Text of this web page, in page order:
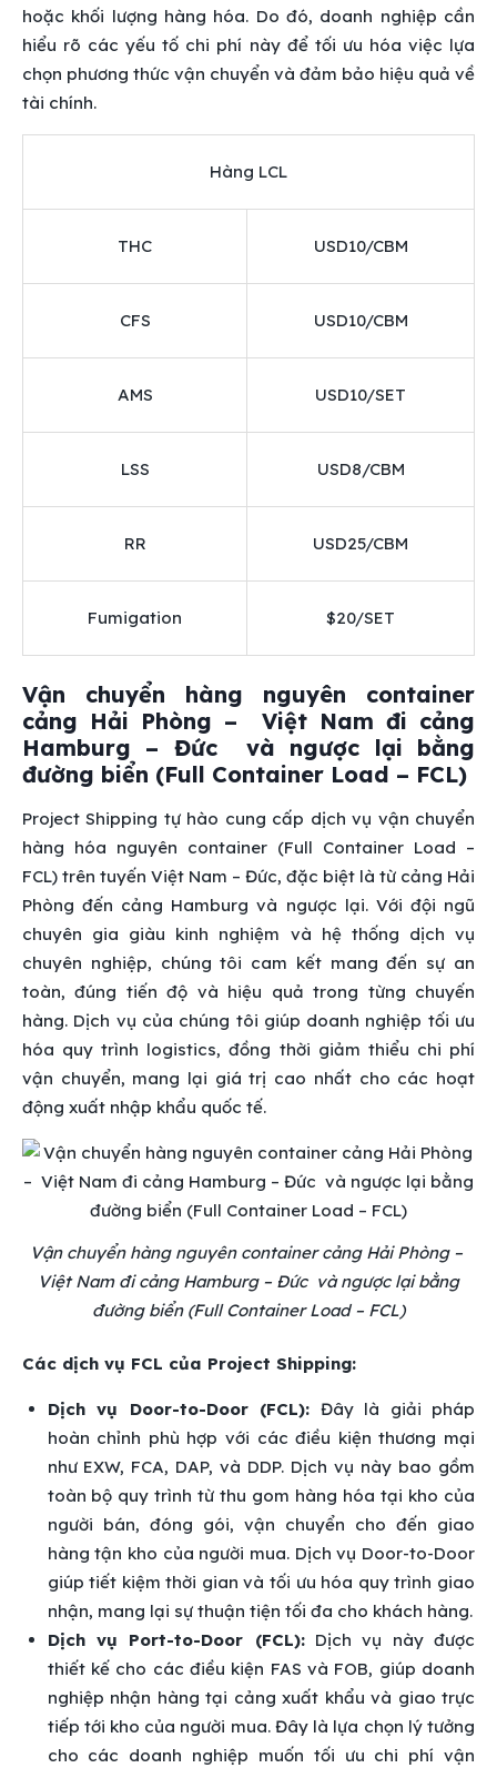
hoặc khối lượng hàng hóa. Do đó, doanh nghiệp cần
hiểu rõ các yếu tố chi phí này để tối ưu hóa việc lựa
chọn phương thức vận chuyển và đảm bảo hiệu quả về
tài chính.
Hàng LCL
THC USD10/CBM
CFS USD10/CBM
AMS USD10/SET
LSS USD8/CBM
RR USD25/CBM
Fumigation $20/SET
Vận chuyển hàng nguyên container
cảng Hải Phòng – Việt Nam đi cảng
Hamburg – Đức và ngược lại bằng
đường biển (Full Container Load – FCL)
Project Shipping tự hào cung cấp dịch vụ vận chuyển
hàng hóa nguyên container (Full Container Load –
FCL) trên tuyến Việt Nam – Đức, đặc biệt là từ cảng Hải
Phòng đến cảng Hamburg và ngược lại. Với đội ngũ
chuyên gia giàu kinh nghiệm và hệ thống dịch vụ
chuyên nghiệp, chúng tôi cam kết mang đến sự an
toàn, đúng tiến độ và hiệu quả trong từng chuyến
hàng. Dịch vụ của chúng tôi giúp doanh nghiệp tối ưu
hóa quy trình logistics, đồng thời giảm thiểu chi phí
vận chuyển, mang lại giá trị cao nhất cho các hoạt
động xuất nhập khẩu quốc tế.
Vận chuyển hàng nguyên container cảng Hải Phòng –
Việt Nam đi cảng Hamburg – Đức và ngược lại bằng
đường biển (Full Container Load – FCL)
Các dịch vụ FCL của Project Shipping:
Dịch vụ Door-to-Door (FCL): Đây là giải pháp
hoàn chỉnh phù hợp với các điều kiện thương mại
như EXW, FCA, DAP, và DDP. Dịch vụ này bao gồm
toàn bộ quy trình từ thu gom hàng hóa tại kho của
người bán, đóng gói, vận chuyển cho đến giao
hàng tận kho của người mua. Dịch vụ Door-to-Door
giúp tiết kiệm thời gian và tối ưu hóa quy trình giao
nhận, mang lại sự thuận tiện tối đa cho khách hàng.
Dịch vụ Port-to-Door (FCL):Dịch vụ này được
thiết kế cho các điều kiện FAS và FOB, giúp doanh
nghiệp nhận hàng tại cảng xuất khẩu và giao trực
tiếp tới kho của người mua. Đây là lựa chọn lý tưởng
cho các doanh nghiệp muốn tối ưu chi phí vận